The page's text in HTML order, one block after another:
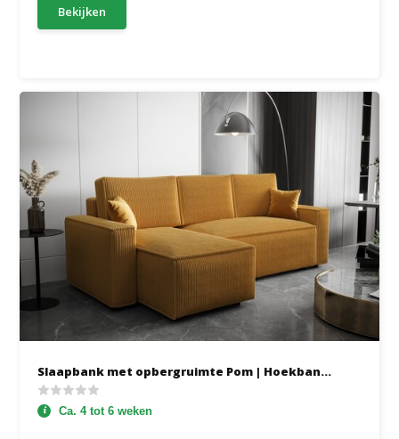
Bekijken
Slaapbank met opbergruimte Pom | Hoekban...
Ca. 4 tot 6 weken